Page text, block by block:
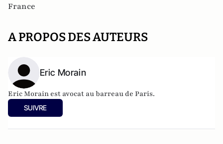
France
A PROPOS DES AUTEURS
Eric Morain
Eric Morain est avocat au barreau de Paris.
SUIVRE